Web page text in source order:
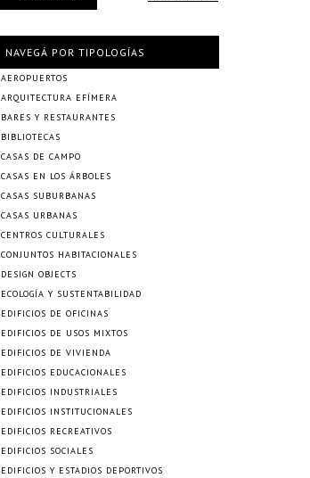
NAVEGÁ POR TIPOLOGÍAS
AEROPUERTOS
ARQUITECTURA EFÍMERA
BARES Y RESTAURANTES
BIBLIOTECAS
CASAS DE CAMPO
CASAS EN LOS ÁRBOLES
CASAS SUBURBANAS
CASAS URBANAS
CENTROS CULTURALES
CONJUNTOS HABITACIONALES
DESIGN OBJECTS
ECOLOGÍA Y SUSTENTABILIDAD
EDIFICIOS DE OFICINAS
EDIFICIOS DE USOS MIXTOS
EDIFICIOS DE VIVIENDA
EDIFICIOS EDUCACIONALES
EDIFICIOS INDUSTRIALES
EDIFICIOS INSTITUCIONALES
EDIFICIOS RECREATIVOS
EDIFICIOS SOCIALES
EDIFICIOS Y ESTADIOS DEPORTIVOS